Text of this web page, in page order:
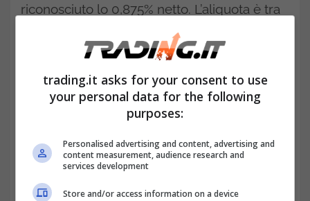
riconosciuto lo 0,875% netto. L’aliquota è tra
le più fortunate nel panorama fiscale italiano;
a differenza di molte altre cresciute nel
tempo è rimasta invariata dal lontano 1997.
trading.it asks for your consent to use
your personal data for the following
purposes:
Personalised advertising and content, advertising and
content measurement, audience research and
services development
Store and/or access information on a device